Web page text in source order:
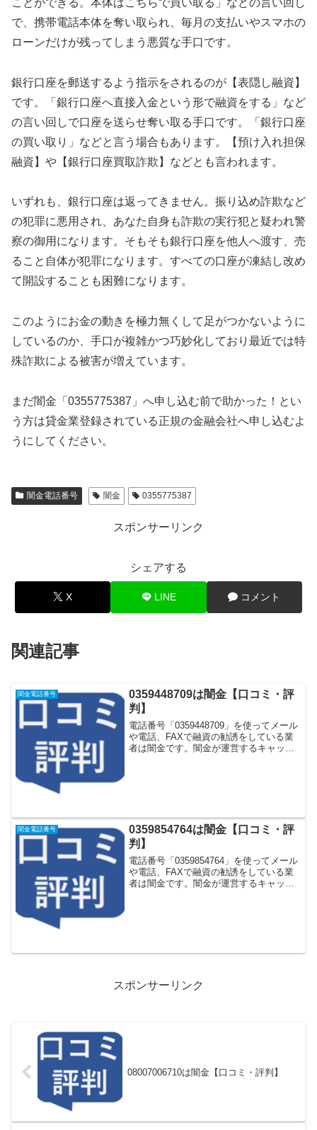
で、携帯電話本体を奪い取られ、毎月の支払いやスマホの
ローンだけが残ってしまう悪質な手口です。
銀行口座を郵送するよう指示をされるのが【表隠し融資】
です。「銀行口座へ直接入金という形で融資をする」など
の言い回しで口座を送らせ奪い取る手口です。「銀行口座
の買い取り」などと言う場合もあります。【預け入れ担保
融資】や【銀行口座買取詐欺】などとも言われます。
いずれも、銀行口座は返ってきません。振り込め詐欺など
の犯罪に悪用され、あなた自身も詐欺の実行犯と疑われ警
察の御用になります。そもそも銀行口座を他人へ渡す、売
ること自体が犯罪になります。すべての口座が凍結し改め
て開設することも困難になります。
このようにお金の動きを極力無くして足がつかないように
しているのか、手口が複雑かつ巧妙化しており最近では特
殊詐欺による被害が増えています。
まだ闇金「0355775387」へ申し込む前で助かった！とい
う方は貸金業登録されている正規の金融会社へ申し込むよ
うにしてください。
闇金電話番号 闇金 0355775387
スポンサーリンク
シェアする
X LINE コメント
関連記事
闇金電話番号
0359448709は闇金【口コミ・評
判】
電話番号「0359448709」を使ってメール
や電話、FAXで融資の勧誘をしている業
者は闇金です。闇金が運営するキャッシ
闇金電話番号
0359854764は闇金【口コミ・評
判】
電話番号「0359854764」を使ってメール
や電話、FAXで融資の勧誘をしている業
者は闇金です。闇金が運営するキャッシ
スポンサーリンク
08007006710は闇金【口コミ・評判】